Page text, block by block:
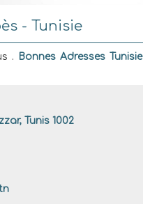
- Tunisie
. Bonnes Adresses Tunisie
Tunis 1002